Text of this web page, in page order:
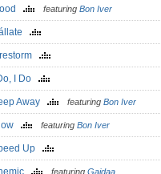
featuring Bon Iver
I Do
Away featuring Bon Iver
featuring Bon Iver
Up
featuring Gaidaa